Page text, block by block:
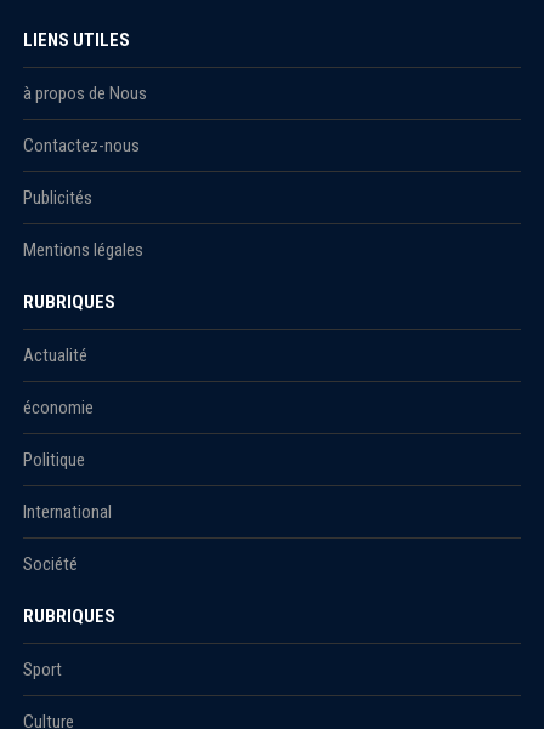
LIENS UTILES
à propos de Nous
Contactez-nous
Publicités
Mentions légales
RUBRIQUES
Actualité
économie
Politique
International
Société
RUBRIQUES
Sport
Culture